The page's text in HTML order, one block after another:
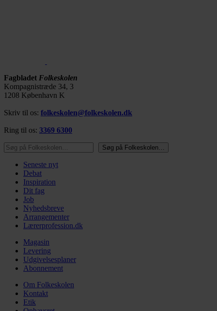
Fagbladet Folkeskolen
Kompagnistræde 34, 3
1208 København K
Skriv til os: folkeskolen@folkeskolen.dk
Ring til os: 3369 6300
Søg på Folkeskolen…
Søg på Folkeskolen…
Seneste nyt
Debat
Inspiration
Dit fag
Job
Nyhedsbreve
Arrangementer
Lærerprofession.dk
Magasin
Levering
Udgivelsesplaner
Abonnement
Om Folkeskolen
Kontakt
Etik